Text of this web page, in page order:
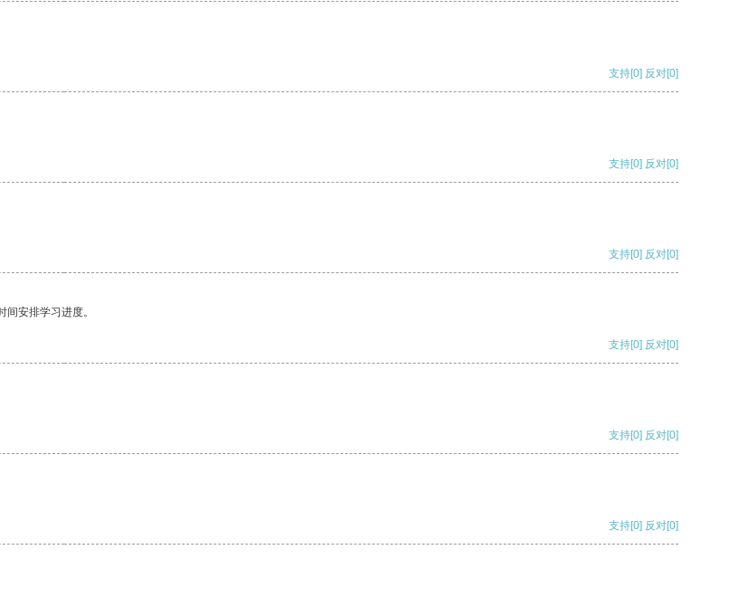
支持[0] 反对[0]
支持[0] 反对[0]
支持[0] 反对[0]
安排学习进度。
支持[0] 反对[0]
支持[0] 反对[0]
支持[0] 反对[0]